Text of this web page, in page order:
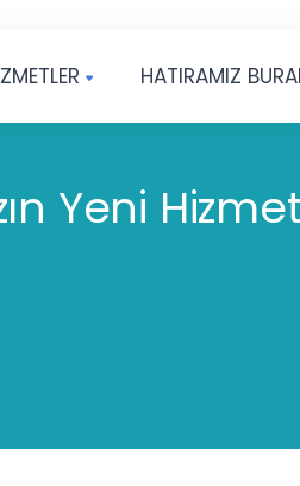
HATIRAMIZ
Yeni